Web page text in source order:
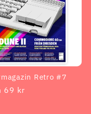
Retro #7
69 kr